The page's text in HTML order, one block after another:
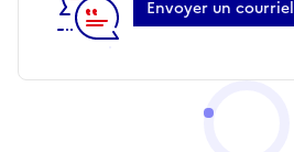
Envoyer un courriel